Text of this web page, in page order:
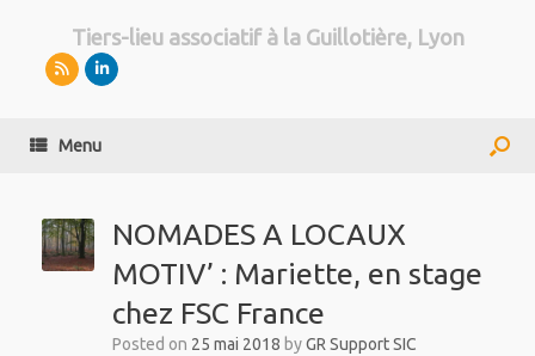
Tiers-lieu associatif à la Guillotière, Lyon
Menu
NOMADES A LOCAUX
MOTIV’ : Mariette, en stage
chez FSC France
Posted on 25 mai 2018 byGR Support SIC